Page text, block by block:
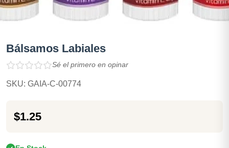
Bálsamos Labiales
Sé el primero en opinar
SKU: GAIA-C-00774
$1.25